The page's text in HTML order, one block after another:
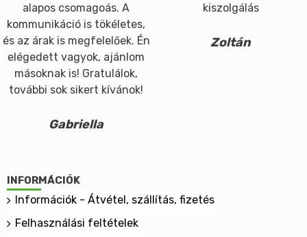
alapos csomagoás. A
kommunikáció is tökéletes,
és az árak is megfelelőek. Én
elégedett vagyok, ajánlom
másoknak is! Gratulálok,
további sok sikert kívánok!
Gabriella
kiszolgálás
Zoltán
INFORMÁCIÓK
Információk - Átvétel, szállítás, fizetés
Felhasználási feltételek